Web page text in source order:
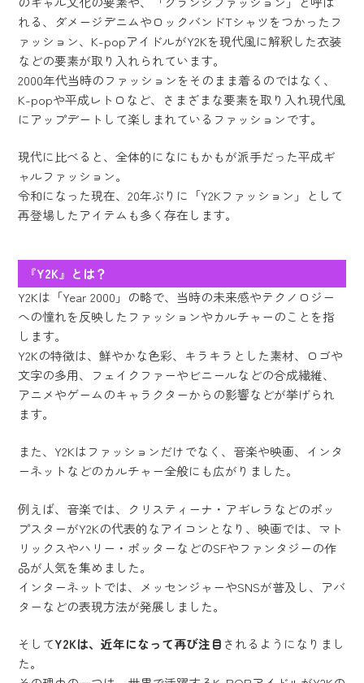
れる、ダメージデニムやロックバンドTシャツをつかったフ
ァッション、K-popアイドルがY2Kを現代風に解釈した衣装
などの要素が取り入れられています。
2000年代当時のファッションをそのまま着るのではなく、
K-popや平成レトロなど、さまざまな要素を取り入れ現代風
にアップデートして楽しまれているファッションです。
現代に比べると、全体的になにもかもが派手だった平成ギ
ャルファッション。
令和になった現在、20年ぶりに「Y2Kファッション」として
再登場したアイテムも多く存在します。
『Y2K』とは？
Y2Kは「Year 2000」の略で、当時の未来感やテクノロジー
への憧れを反映したファッションやカルチャーのことを指
します。
Y2Kの特徴は、鮮やかな色彩、キラキラとした素材、ロゴや
文字の多用、フェイクファーやビニールなどの合成繊維、
アニメやゲームのキャラクターからの影響などが挙げられ
ます。
また、Y2Kはファッションだけでなく、音楽や映画、インタ
ーネットなどのカルチャー全般にも広がりました。
例えば、音楽では、クリスティーナ・アギレラなどのポッ
プスターがY2Kの代表的なアイコンとなり、映画では、マト
リックスやハリー・ポッターなどのSFやファンタジーの作
品が人気を集めました。
インターネットでは、メッセンジャーやSNSが普及し、アバ
ターなどの表現方法が発展しました。
そしてY2Kは、近年になって再び注目 されるようになりまし
た。